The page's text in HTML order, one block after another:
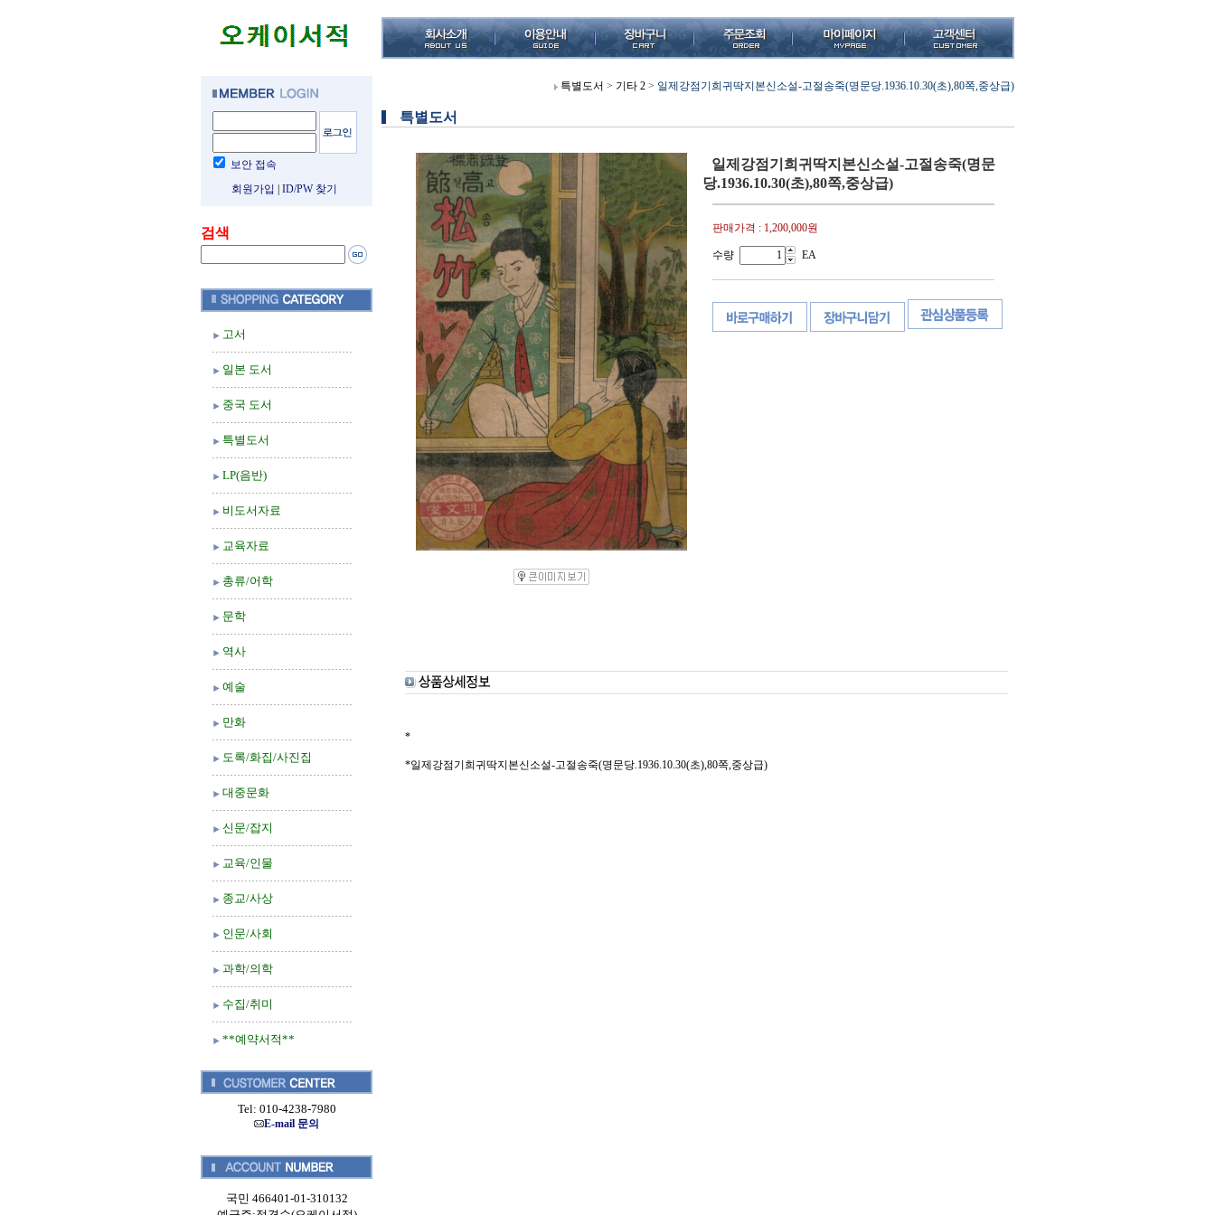
보안 접속
회원가입
ID/PW 찾기
검색
고서
일본 도서
중국 도서
특별도서
LP(음반)
비도서자료
교육자료
총류/어학
문학
역사
예술
만화
도록/화집/사진집
대중문화
신문/잡지
교육/인물
종교/사상
인문/사회
과학/의학
수집/취미
**예약서적**
Tel: 010-4238-7980
E-mail 문의
국민 466401-01-310132
특별도서 > 기타 2 > 일제강점기희귀딱지본신소설-고절송죽(명문당.1936.10.30(초),80쪽,중상급)
특별도서
일제강점기희귀딱지본신소설-고절송죽(명문
당.1936.10.30(초),80쪽,중상급)
판매가격 : 1,200,000원
수량 EA
*
*일제강점기희귀딱지본신소설-고절송죽(명문당.1936.10.30(초),80쪽,중상급)